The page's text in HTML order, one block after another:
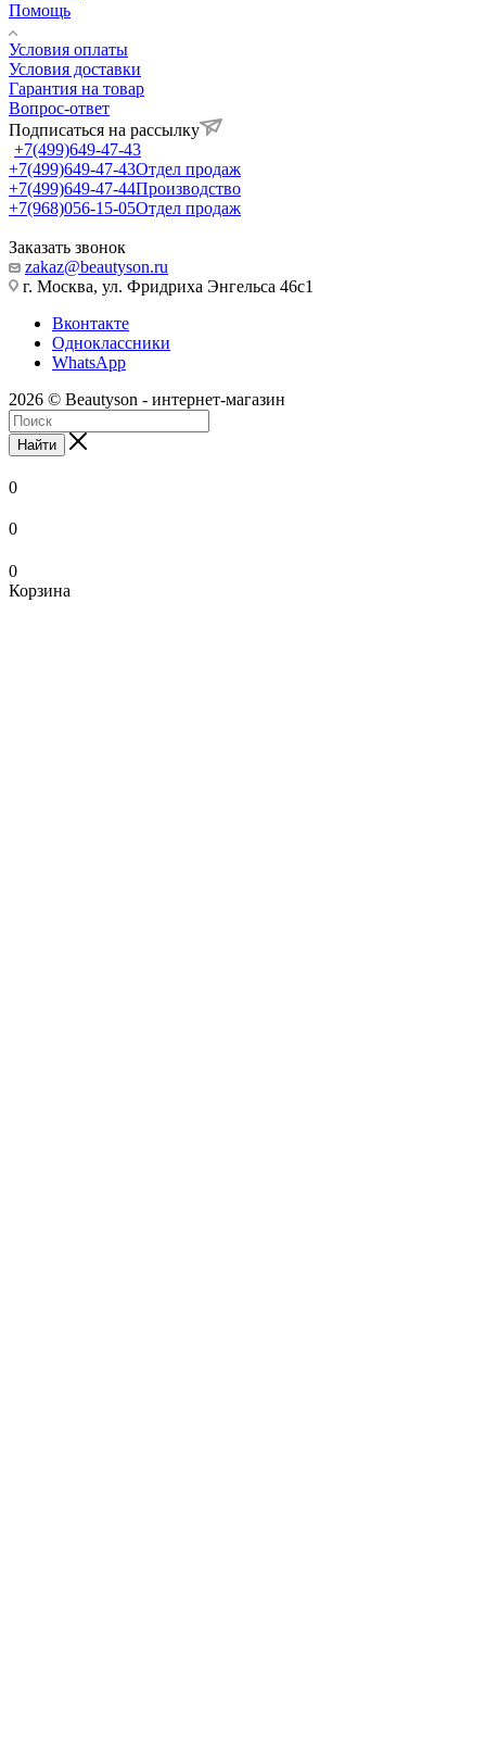
Помощь
Условия оплаты
Условия доставки
Гарантия на товар
Вопрос-ответ
Подписаться на рассылку
+7(499)649-47-43
+7(499)649-47-43Отдел продаж
+7(499)649-47-44Производство
+7(968)056-15-05Отдел продаж
Заказать звонок
zakaz@beautyson.ru
г. Москва, ул. Фридриха Энгельса 46с1
Вконтакте
Одноклассники
WhatsApp
2026 © Beautyson - интернет-магазин
Найти
0
0
0
Корзина